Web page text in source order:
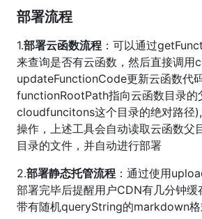
部署流程
1.部署云函数流程 ：可以通过
来查询是否有云函数，然后直接调
updateFunctionCode更新云函数代
functionRootPath指向云函数目录的
cloudfuncitons这个目录的绝对路径
操作，上述工具会自动读取云函数父
目录的文件，并自动进行部署
2.部署静态托管流程 ：通过使用
部署完毕后提醒用户CDN有几分钟缓
带有随机queryString的markdown